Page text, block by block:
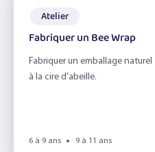
Atelier
Fabriquer un Bee Wrap
Fabriquer un emballage naturel
à la cire d'abeille.
6 à 9 ans 9 à 11 ans